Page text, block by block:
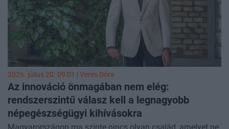
2026. július 20. 09:01 | Veres Dóra
Az innováció önmagában nem elég:
rendszerszintű válasz kell a legnagyobb
népegészségügyi kihívásokra